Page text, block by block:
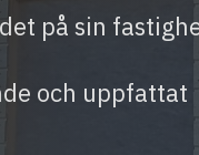
på sin
och uppfattat